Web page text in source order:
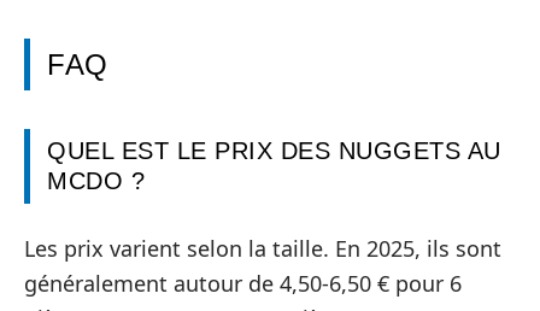
FAQ
QUEL EST LE PRIX DES NUGGETS AU
MCDO ?
Les prix varient selon la taille. En 2025, ils sont
généralement autour de 4,50-6,50 € pour 6